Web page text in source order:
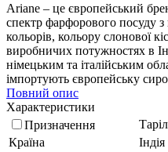
Ariane – це європейський
спектр фарфорового посуду
кольорів, кольору слонової
виробничих потужностях в
німецьким та італійським
імпортують європейську
Повний опис
Характеристики
Призначення
Країна
Індія